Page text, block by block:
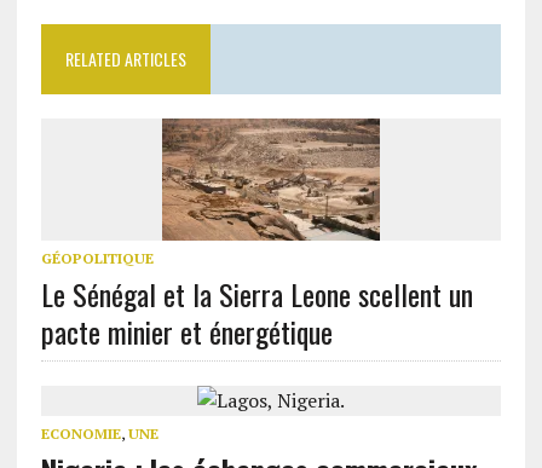
RELATED ARTICLES
GÉOPOLITIQUE
Le Sénégal et la Sierra Leone scellent un
pacte minier et énergétique
ECONOMIE, UNE